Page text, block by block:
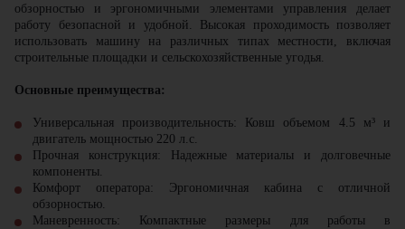
обзорностью и эргономичными элементами управления делает
работу безопасной и удобной. Высокая проходимость позволяет
использовать машину на различных типах местности, включая
строительные площадки и сельскохозяйственные угодья.
Основные преимущества:
Универсальная производительность: Ковш объемом 4.5 м³ и
двигатель мощностью 220 л.с.
Прочная конструкция: Надежные материалы и долговечные
компоненты.
Комфорт оператора: Эргономичная кабина с отличной
обзорностью.
Маневренность: Компактные размеры для работы в